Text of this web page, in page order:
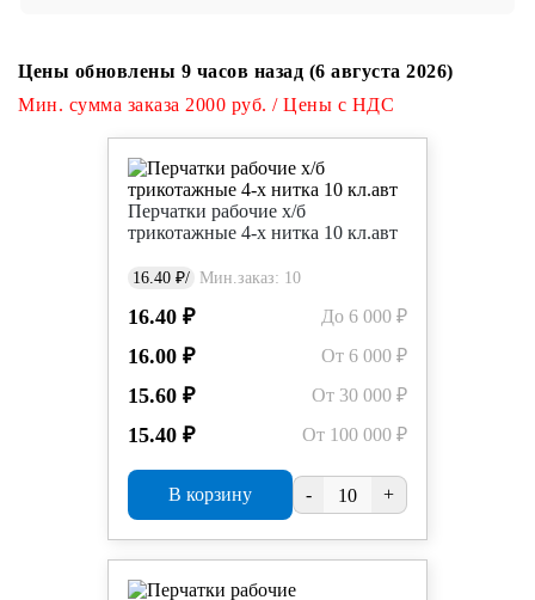
Цены обновлены 9 часов назад (6 августа 2026)
Мин. сумма заказа 2000 руб. / Цены с НДС
Перчатки рабочие х/б
трикотажные 4-х нитка 10 кл.авт
16.40 ₽/ Мин.заказ: 10
16.40 ₽ До 6 000 ₽
16.00 ₽ От 6 000 ₽
15.60 ₽ От 30 000 ₽
15.40 ₽ От 100 000 ₽
В корзину - +